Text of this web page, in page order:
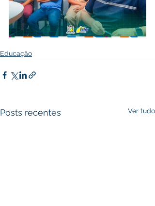
Educação
Posts recentes Ver tudo